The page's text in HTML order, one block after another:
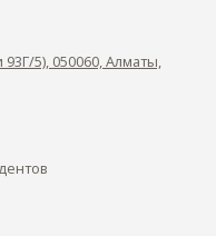
5), 050060, Алматы,